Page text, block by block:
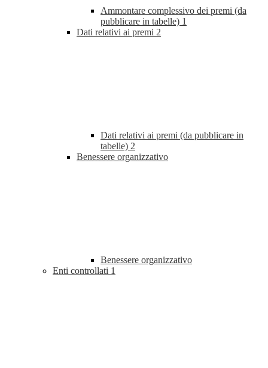
Ammontare complessivo dei premi (da
pubblicare in tabelle) 1
Dati relativi ai premi 2
Dati relativi ai premi (da pubblicare in
tabelle) 2
Benessere organizzativo
Benessere organizzativo
Enti controllati 1